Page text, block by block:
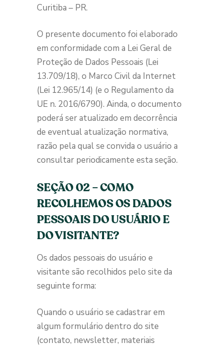
Curitiba – PR.
O presente documento foi elaborado
em conformidade com a Lei Geral de
Proteção de Dados Pessoais (Lei
13.709/18), o Marco Civil da Internet
(Lei 12.965/14) (e o Regulamento da
UE n. 2016/6790). Ainda, o documento
poderá ser atualizado em decorrência
de eventual atualização normativa,
razão pela qual se convida o usuário a
consultar periodicamente esta seção.
SEÇÃO 02 – COMO
RECOLHEMOS OS DADOS
PESSOAIS DO USUÁRIO E
DO VISITANTE?
Os dados pessoais do usuário e
visitante são recolhidos pelo site da
seguinte forma:
Quando o usuário se cadastrar em
algum formulário dentro do site
(contato, newsletter, materiais